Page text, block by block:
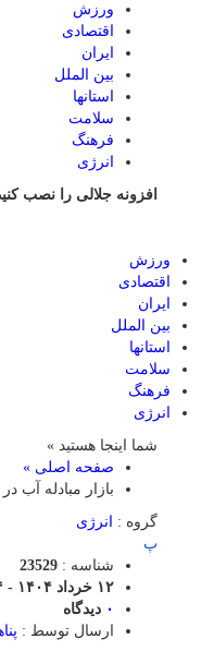
ورزش
اقتصادی
ایران
بین الملل
استانها
سلامت
فرهنگ
انرژی
افزونه جلالی را نصب
ورزش
اقتصادی
ایران
بین الملل
استانها
سلامت
فرهنگ
انرژی
شما اینجا هستید »
صفحه اصلی »
بازار مبادله آب
گروه :
انرژی
پ
شناسه : 23529
۱۲ خرداد ۱۴۰۴ - ۲۳:۴۴
۰ دیدگاه
ارسال توسط :